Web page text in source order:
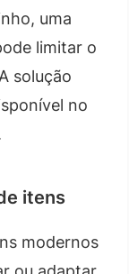
uma
limitar o
solução
no
itens
modernos